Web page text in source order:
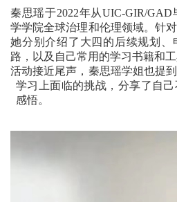
秦思瑶于2022年从UIC-GIR/
学学院全球治理和伦理领域。针
她分别介绍了大四的后续规划、
路，以及自己常用的学习书籍和工
活动接近尾声，秦思瑶学姐也提
学习上面临的挑战，分享了自
感悟。